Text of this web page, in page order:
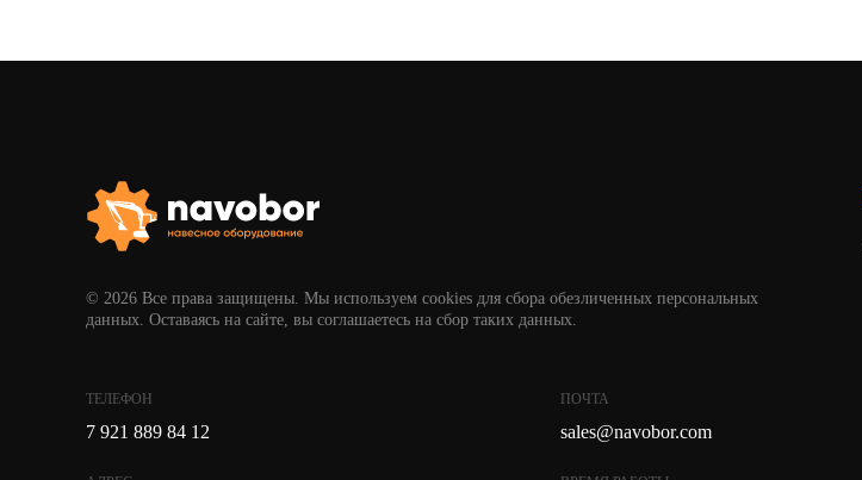
© 2026 Все права защищены. Мы используем cookies для сбора обезличенных персональных
данных. Оставаясь на сайте, вы соглашаетесь на сбор таких данных.
ТЕЛЕФОН
7 921 889 84 12
ПОЧТА
sales@navobor.com